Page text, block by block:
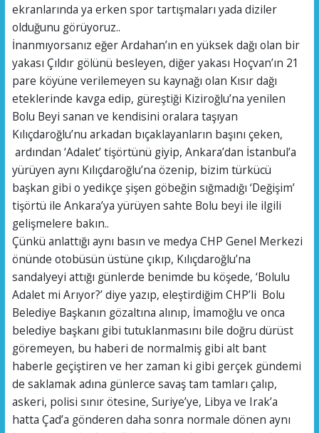
ekranlarında ya erken spor tartışmaları yada diziler
olduğunu görüyoruz..
İnanmıyorsanız eğer Ardahan’ın en yüksek dağı olan bir
yakası Çıldır gölünü besleyen, diğer yakası Hoçvan’ın 21
pare köyüne verilemeyen su kaynağı olan Kısır dağı
eteklerinde kavga edip, güreştiği Kiziroğlu’na yenilen
Bolu Beyi sanan ve kendisini oralara taşıyan
Kılıçdaroğlu’nu arkadan bıçaklayanların başını çeken,
ardından ‘Adalet’ tişörtünü giyip, Ankara’dan İstanbul’a
yürüyen aynı Kılıçdaroğlu’na özenip, bizim türkücü
başkan gibi o yedikçe şişen göbeğin sığmadığı ‘Değişim’
tişörtü ile Ankara’ya yürüyen sahte Bolu beyi ile ilgili
gelişmelere bakın..
Çünkü anlattığı aynı basın ve medya CHP Genel Merkezi
önünde otobüsün üstüne çıkıp, Kılıçdaroğlu’na
sandalyeyi attığı günlerde benimde bu köşede, ‘Bolulu
Adalet mi Arıyor?’ diye yazıp, eleştirdiğim CHP’li Bolu
Belediye Başkanın gözaltına alınıp, İmamoğlu ve onca
belediye başkanı gibi tutuklanmasını bile doğru dürüst
göremeyen, bu haberi de normalmiş gibi alt bant
haberle geçiştiren ve her zaman ki gibi gerçek gündemi
de saklamak adına günlerce savaş tam tamları çalıp,
askeri, polisi sınır ötesine, Suriye’ye, Libya ve Irak’a
hatta Çad’a gönderen daha sonra normale dönen aynı